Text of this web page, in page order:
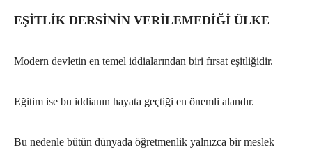
EŞİTLİK DERSİNİN VERİLEMEDİĞİ ÜLKE
Modern devletin en temel iddialarından biri fırsat eşitliğidir.
Eğitim ise bu iddianın hayata geçtiği en önemli alandır.
Bu nedenle bütün dünyada öğretmenlik yalnızca bir meslek